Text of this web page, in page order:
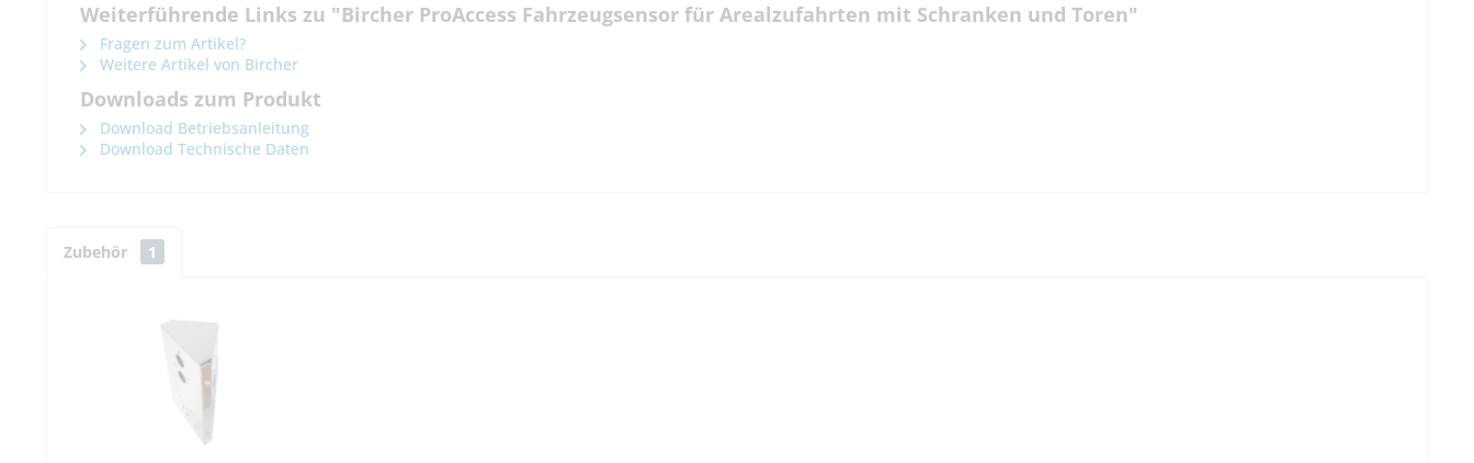
Weiterführende Links zu "Bircher ProAccess Fahrzeugsensor für Arealzufahrten mit Schranken und Toren"
Fragen zum Artikel?
Weitere Artikel von Bircher
Downloads zum Produkt
Download Betriebsanleitung
Download Technische Daten
Zubehör 1